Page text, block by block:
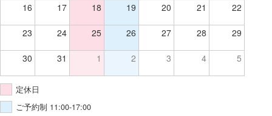
16 17 18 19 20 21 22
23 24 25 26 27 28 29
30 31 1 2 3 4 5
定休日
ご予約制 11:00-17:00